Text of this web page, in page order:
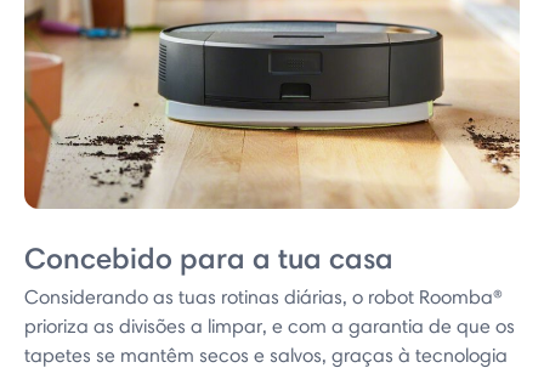
Concebido para a tua casa
Considerando as tuas rotinas diárias, o robot Roomba®
prioriza as divisões a limpar, e com a garantia de que os
tapetes se mantêm secos e salvos, graças à tecnologia